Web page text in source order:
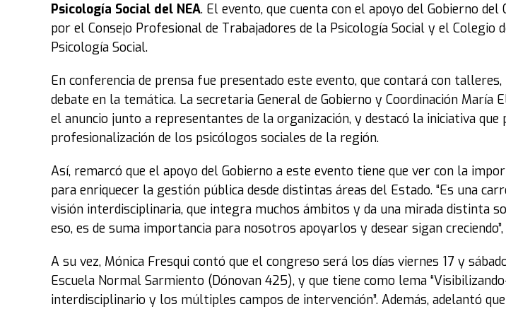
Psicología Social del NEA. El evento, que cuenta con el apoyo del Gobierno del
por el Consejo Profesional de Trabajadores de la Psicología Social y el Colegio
Psicología Social.
En conferencia de prensa fue presentado este evento, que contará con talleres,
debate en la temática. La secretaria General de Gobierno y Coordinación María
el anuncio junto a representantes de la organización, y destacó la iniciativa
profesionalización de los psicólogos sociales de la región.
Así, remarcó que el apoyo del Gobierno a este evento tiene que ver con la
para enriquecer la gestión pública desde distintas áreas del Estado. “Es una
visión interdisciplinaria, que integra muchos ámbitos y da una mirada distinta
eso, es de suma importancia para nosotros apoyarlos y desear sigan
A su vez, Mónica Fresqui contó que el congreso será los días viernes 17 y
Escuela Normal Sarmiento (Dónovan 425), y que tiene como lema
interdisciplinario y los múltiples campos de intervención”. Además, adelantó